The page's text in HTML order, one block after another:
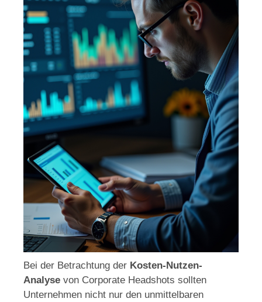
Bei der Betrachtung der Kosten-Nutzen-
Analyse von Corporate Headshots sollten
Unternehmen nicht nur den unmittelbaren